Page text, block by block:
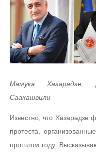
Мамука Хазарадзе,
Саакашвили
Известно, что Хазарадзе
протеста,
прошлом году.